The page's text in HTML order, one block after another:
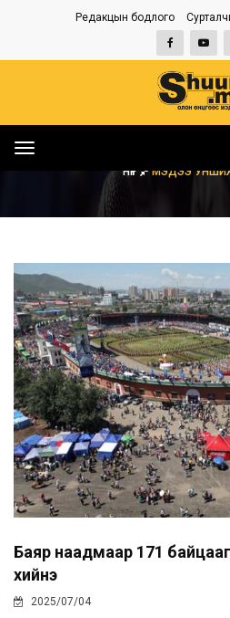
Редакцын бодлого
Toggle
НҮҮР МЭДЭЭ
Баяр наадмаар 171
хийнэ
2025/07/04